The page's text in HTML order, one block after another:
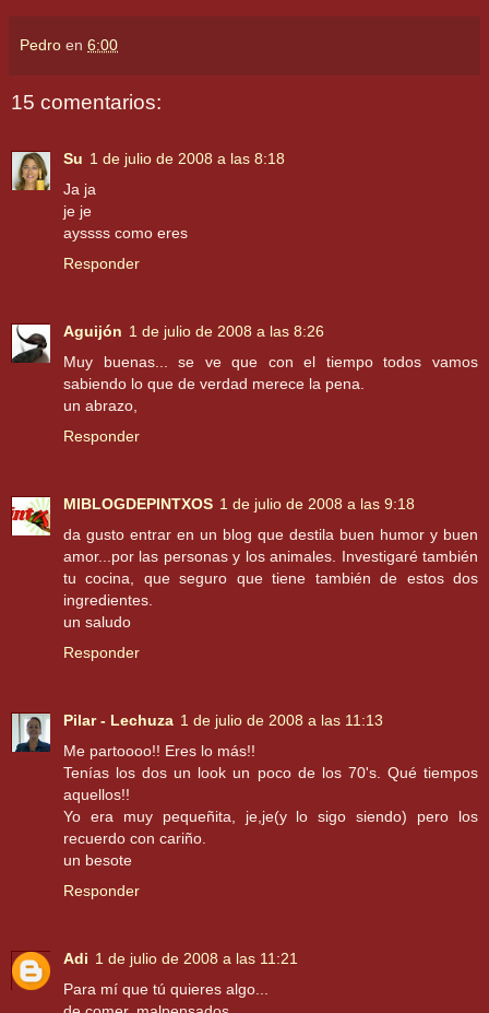
Pedro en 6:00
15 comentarios:
Su 1 de julio de 2008 a las 8:18
Ja ja
je je
ayssss como eres
Responder
Aguijón 1 de julio de 2008 a las 8:26
Muy buenas... se ve que con el tiempo todos vamos
sabiendo lo que de verdad merece la pena.
un abrazo,
Responder
MIBLOGDEPINTXOS 1 de julio de 2008 a las 9:18
da gusto entrar en un blog que destila buen humor y buen
amor...por las personas y los animales. Investigaré también
tu cocina, que seguro que tiene también de estos dos
ingredientes.
un saludo
Responder
Pilar - Lechuza 1 de julio de 2008 a las 11:13
Me partoooo!! Eres lo más!!
Tenías los dos un look un poco de los 70's. Qué tiempos
aquellos!!
Yo era muy pequeñita, je,je(y lo sigo siendo) pero los
recuerdo con cariño.
un besote
Responder
Adi 1 de julio de 2008 a las 11:21
Para mí que tú quieres algo...